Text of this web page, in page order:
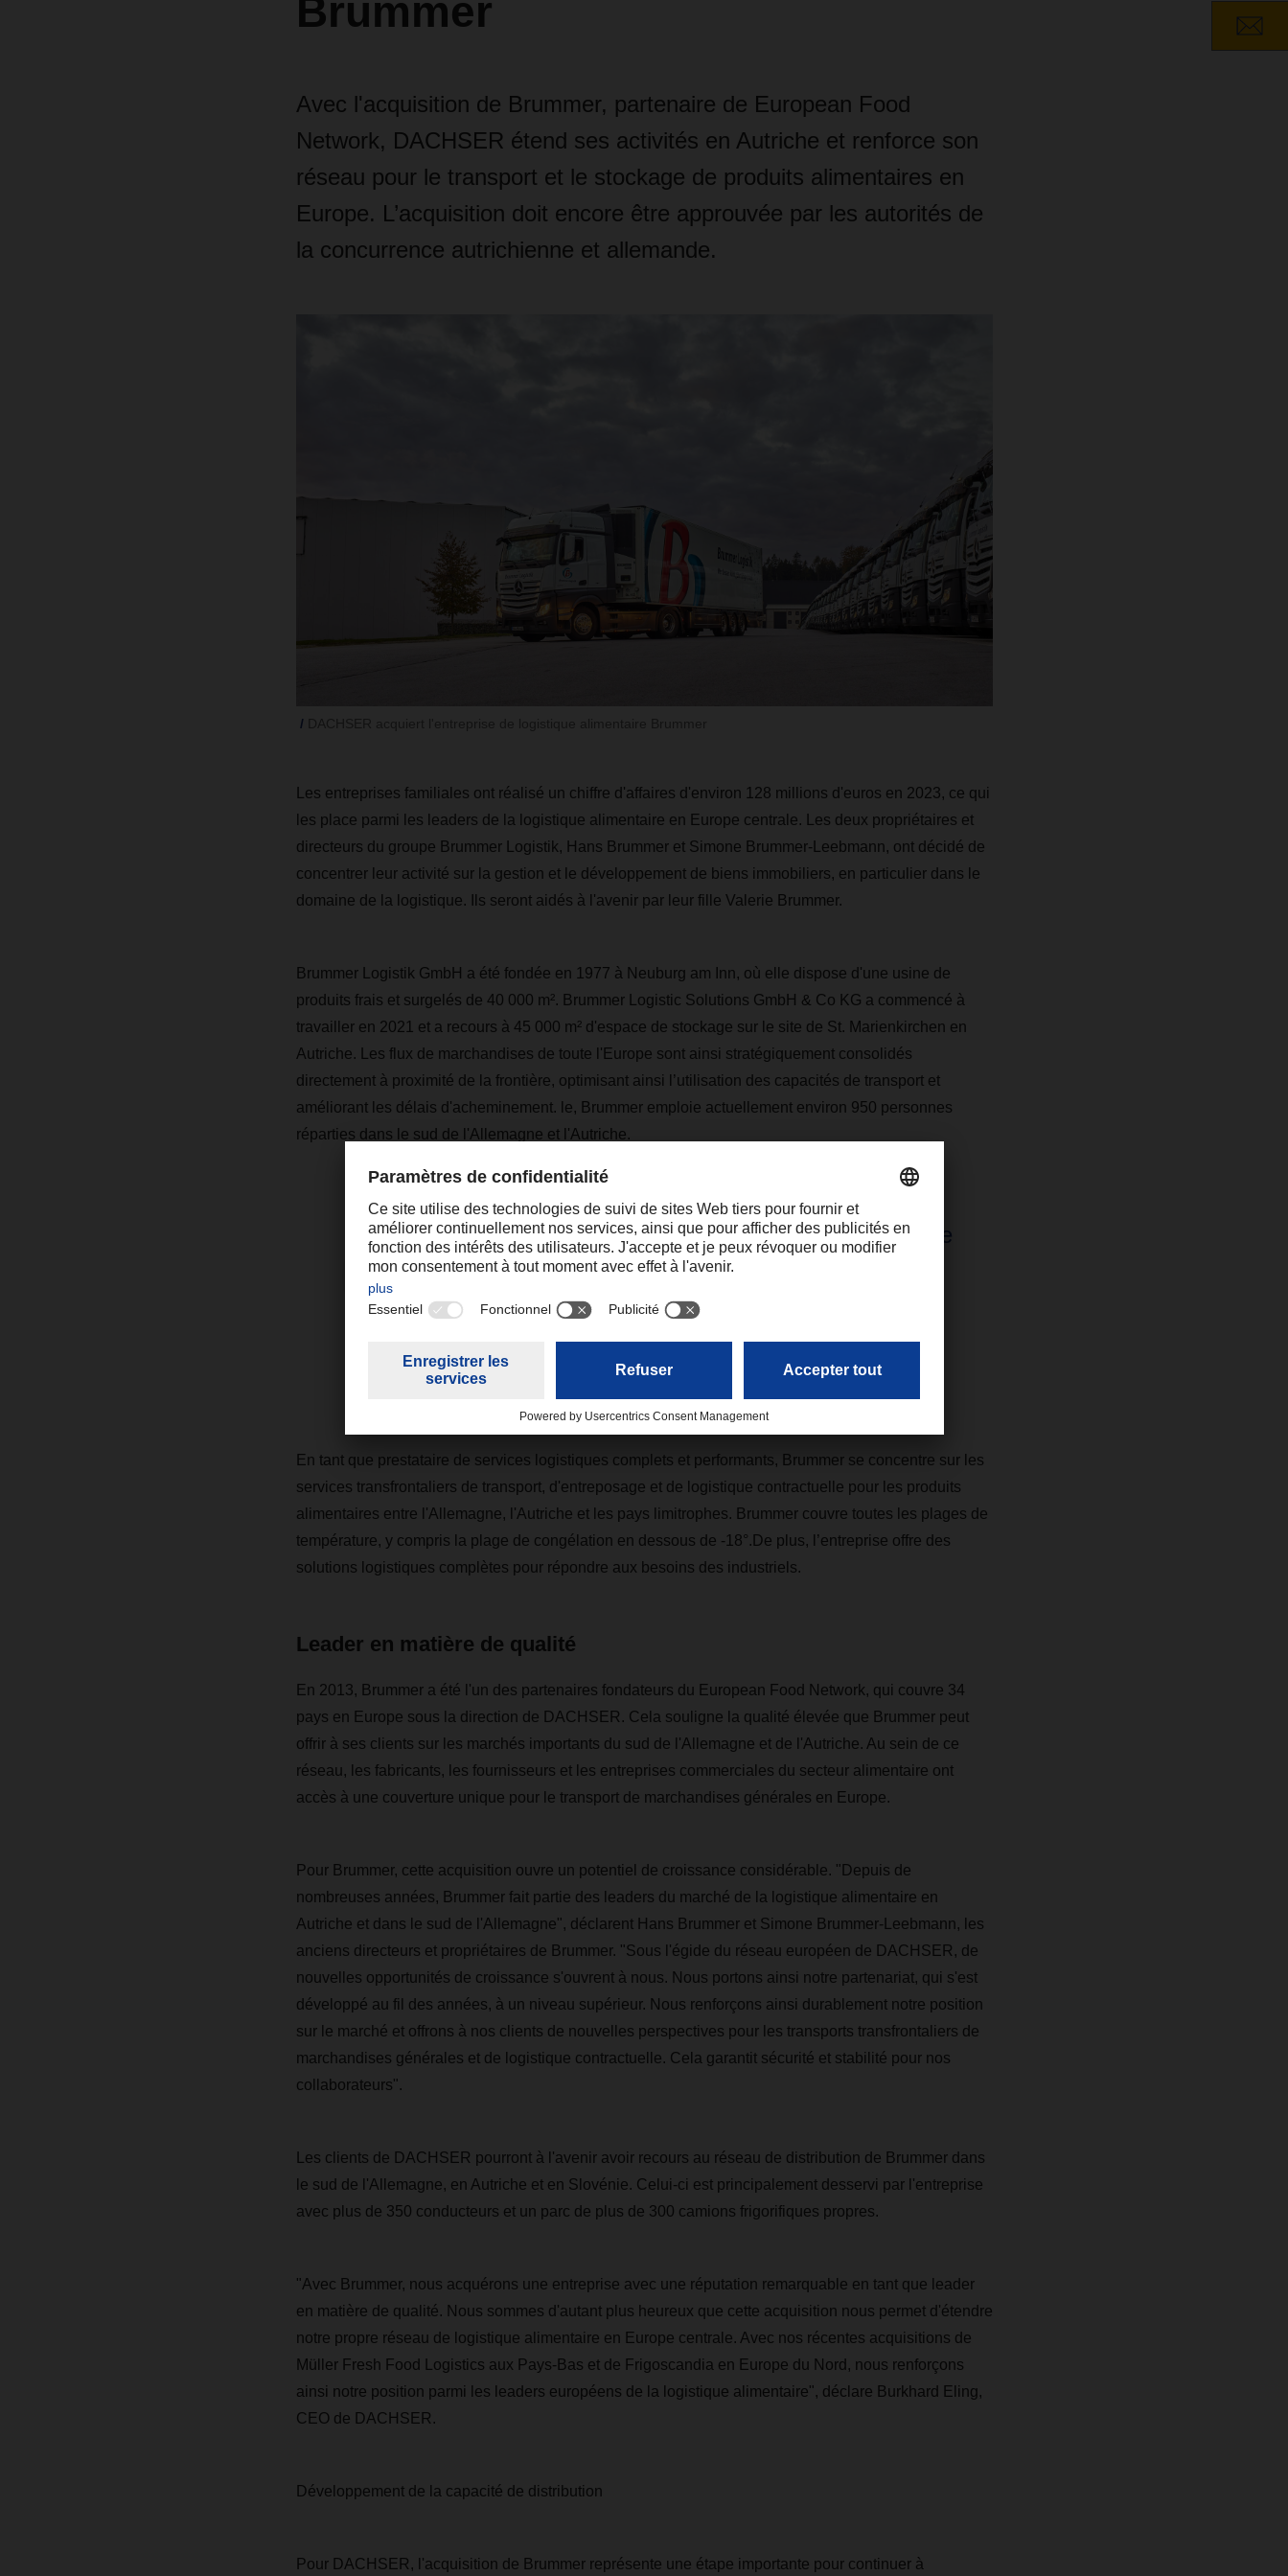
Brummer
Avec l'acquisition de Brummer, partenaire de European Food
Network, DACHSER étend ses activités en Autriche et renforce son
réseau pour le transport et le stockage de produits alimentaires en
Europe. L’acquisition doit encore être approuvée par les autorités de
la concurrence autrichienne et allemande.
Les entreprises familiales ont réalisé un chiffre d'affaires d'environ 128 millions d'euros en 2023, ce qui
les place parmi les leaders de la logistique alimentaire en Europe centrale. Les deux propriétaires et
directeurs du groupe Brummer Logistik, Hans Brummer et Simone Brummer-Leebmann, ont décidé de
concentrer leur activité sur la gestion et le développement de biens immobiliers, en particulier dans le
domaine de la logistique. Ils seront aidés à l'avenir par leur fille Valerie Brummer.
Brummer Logistik GmbH a été fondée en 1977 à Neuburg am Inn, où elle dispose d'une usine de
produits frais et surgelés de 40 000 m². Brummer Logistic Solutions GmbH & Co KG a commencé à
travailler en 2021 et a recours à 45 000 m² d'espace de stockage sur le site de St. Marienkirchen en
Autriche. Les flux de marchandises de toute l'Europe sont ainsi stratégiquement consolidés
directement à proximité de la frontière, optimisant ainsi l’utilisation des capacités de transport et
améliorant les délais d'acheminement. le, Brummer emploie actuellement environ 950 personnes
réparties dans le sud de l'Allemagne et l'Autriche.
“Avec Brummer, nous acquérons une
entreprise avec une réputation
remarquable en tant que leader en
matière de qualité.”
En tant que prestataire de services logistiques complets et performants, Brummer se concentre sur les
services transfrontaliers de transport, d'entreposage et de logistique contractuelle pour les produits
alimentaires entre l'Allemagne, l'Autriche et les pays limitrophes. Brummer couvre toutes les plages de
température, y compris la plage de congélation en dessous de -18°.De plus, l’entreprise offre des
solutions logistiques complètes pour répondre aux besoins des industriels.
Leader en matière de qualité
En 2013, Brummer a été l'un des partenaires fondateurs du European Food Network, qui couvre 34
pays en Europe sous la direction de DACHSER. Cela souligne la qualité élevée que Brummer peut
offrir à ses clients sur les marchés importants du sud de l'Allemagne et de l'Autriche. Au sein de ce
réseau, les fabricants, les fournisseurs et les entreprises commerciales du secteur alimentaire ont
accès à une couverture unique pour le transport de marchandises générales en Europe.
Pour Brummer, cette acquisition ouvre un potentiel de croissance considérable. "Depuis de
nombreuses années, Brummer fait partie des leaders du marché de la logistique alimentaire en
Autriche et dans le sud de l'Allemagne", déclarent Hans Brummer et Simone Brummer-Leebmann, les
anciens directeurs et propriétaires de Brummer. "Sous l'égide du réseau européen de DACHSER, de
nouvelles opportunités de croissance s'ouvrent à nous. Nous portons ainsi notre partenariat, qui s'est
développé au fil des années, à un niveau supérieur. Nous renforçons ainsi durablement notre position
sur le marché et offrons à nos clients de nouvelles perspectives pour les transports transfrontaliers de
marchandises générales et de logistique contractuelle. Cela garantit sécurité et stabilité pour nos
collaborateurs".
Les clients de DACHSER pourront à l'avenir avoir recours au réseau de distribution de Brummer dans
le sud de l'Allemagne, en Autriche et en Slovénie. Celui-ci est principalement desservi par l'entreprise
avec plus de 350 conducteurs et un parc de plus de 300 camions frigorifiques propres.
"Avec Brummer, nous acquérons une entreprise avec une réputation remarquable en tant que leader
en matière de qualité. Nous sommes d'autant plus heureux que cette acquisition nous permet d'étendre
notre propre réseau de logistique alimentaire en Europe centrale. Avec nos récentes acquisitions de
Müller Fresh Food Logistics aux Pays-Bas et de Frigoscandia en Europe du Nord, nous renforçons
ainsi notre position parmi les leaders européens de la logistique alimentaire", déclare Burkhard Eling,
CEO de DACHSER.
Développement de la capacité de distribution
Pour DACHSER, l'acquisition de Brummer représente une étape importante pour continuer à